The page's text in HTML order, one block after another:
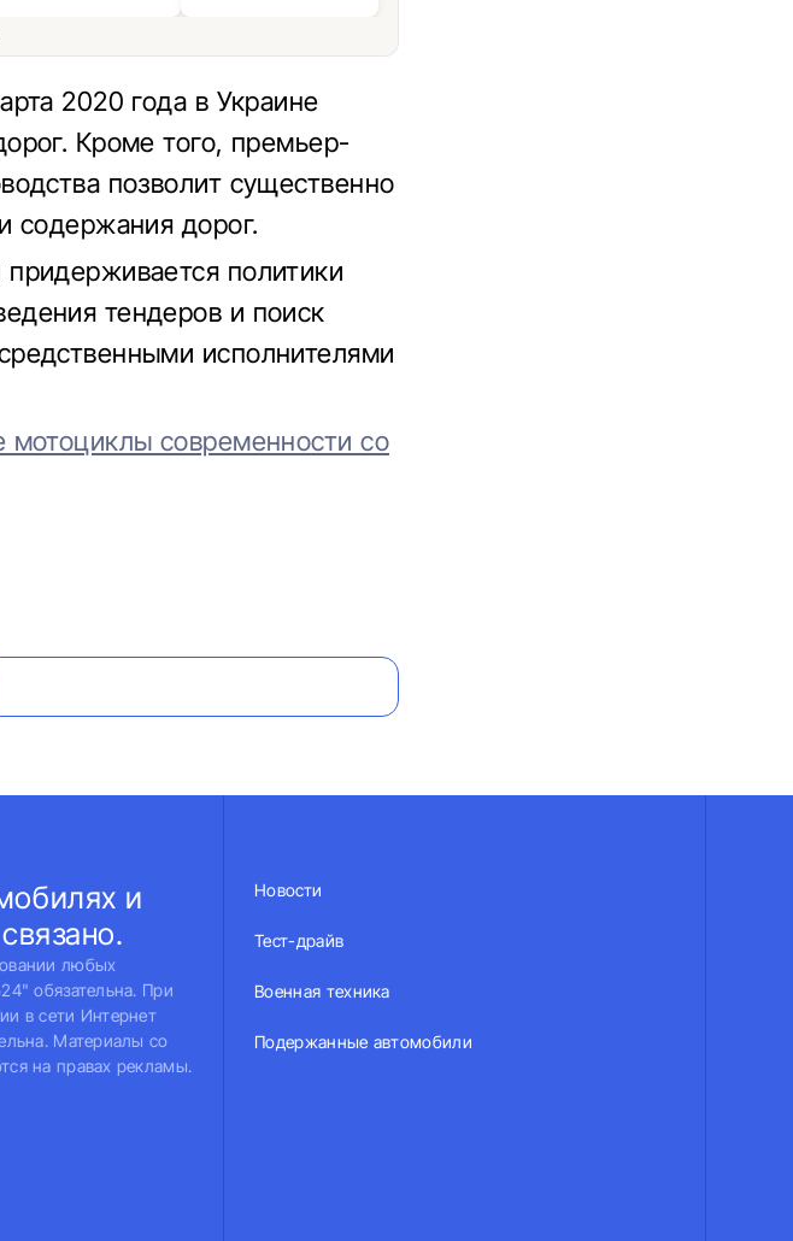
2020 года в Украине
Кроме того, премьер-
позволит существенно
содержания дорог.
политики
тендеров и поиск
исполнителями
мотоциклы современности со
и
любых
обязательна. При
в сети Интернет
Материалы со
на правах рекламы.
Новости
Тест-драйв
Военная техника
Подержанные автомобили